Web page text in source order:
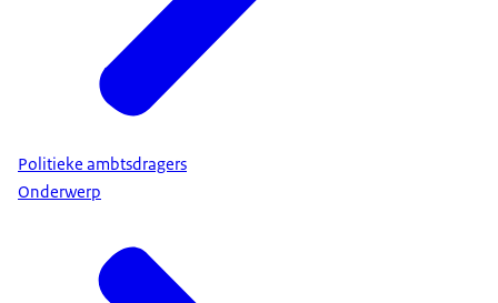
Politieke ambtsdragers
Onderwerp